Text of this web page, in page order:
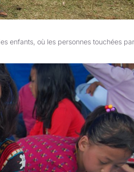
enfants, où les personnes touchées